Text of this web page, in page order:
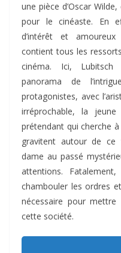
une pièce d’Oscar
pour le cinéaste. En
d’intérêt et amoureux
contient tous les
cinéma. Ici,
panorama de
protagonistes, avec
irréprochable, la
prétendant qui cherche
gravitent autour de ce
dame au passé
attentions.
chambouler les ordres
nécessaire pour
cette société.